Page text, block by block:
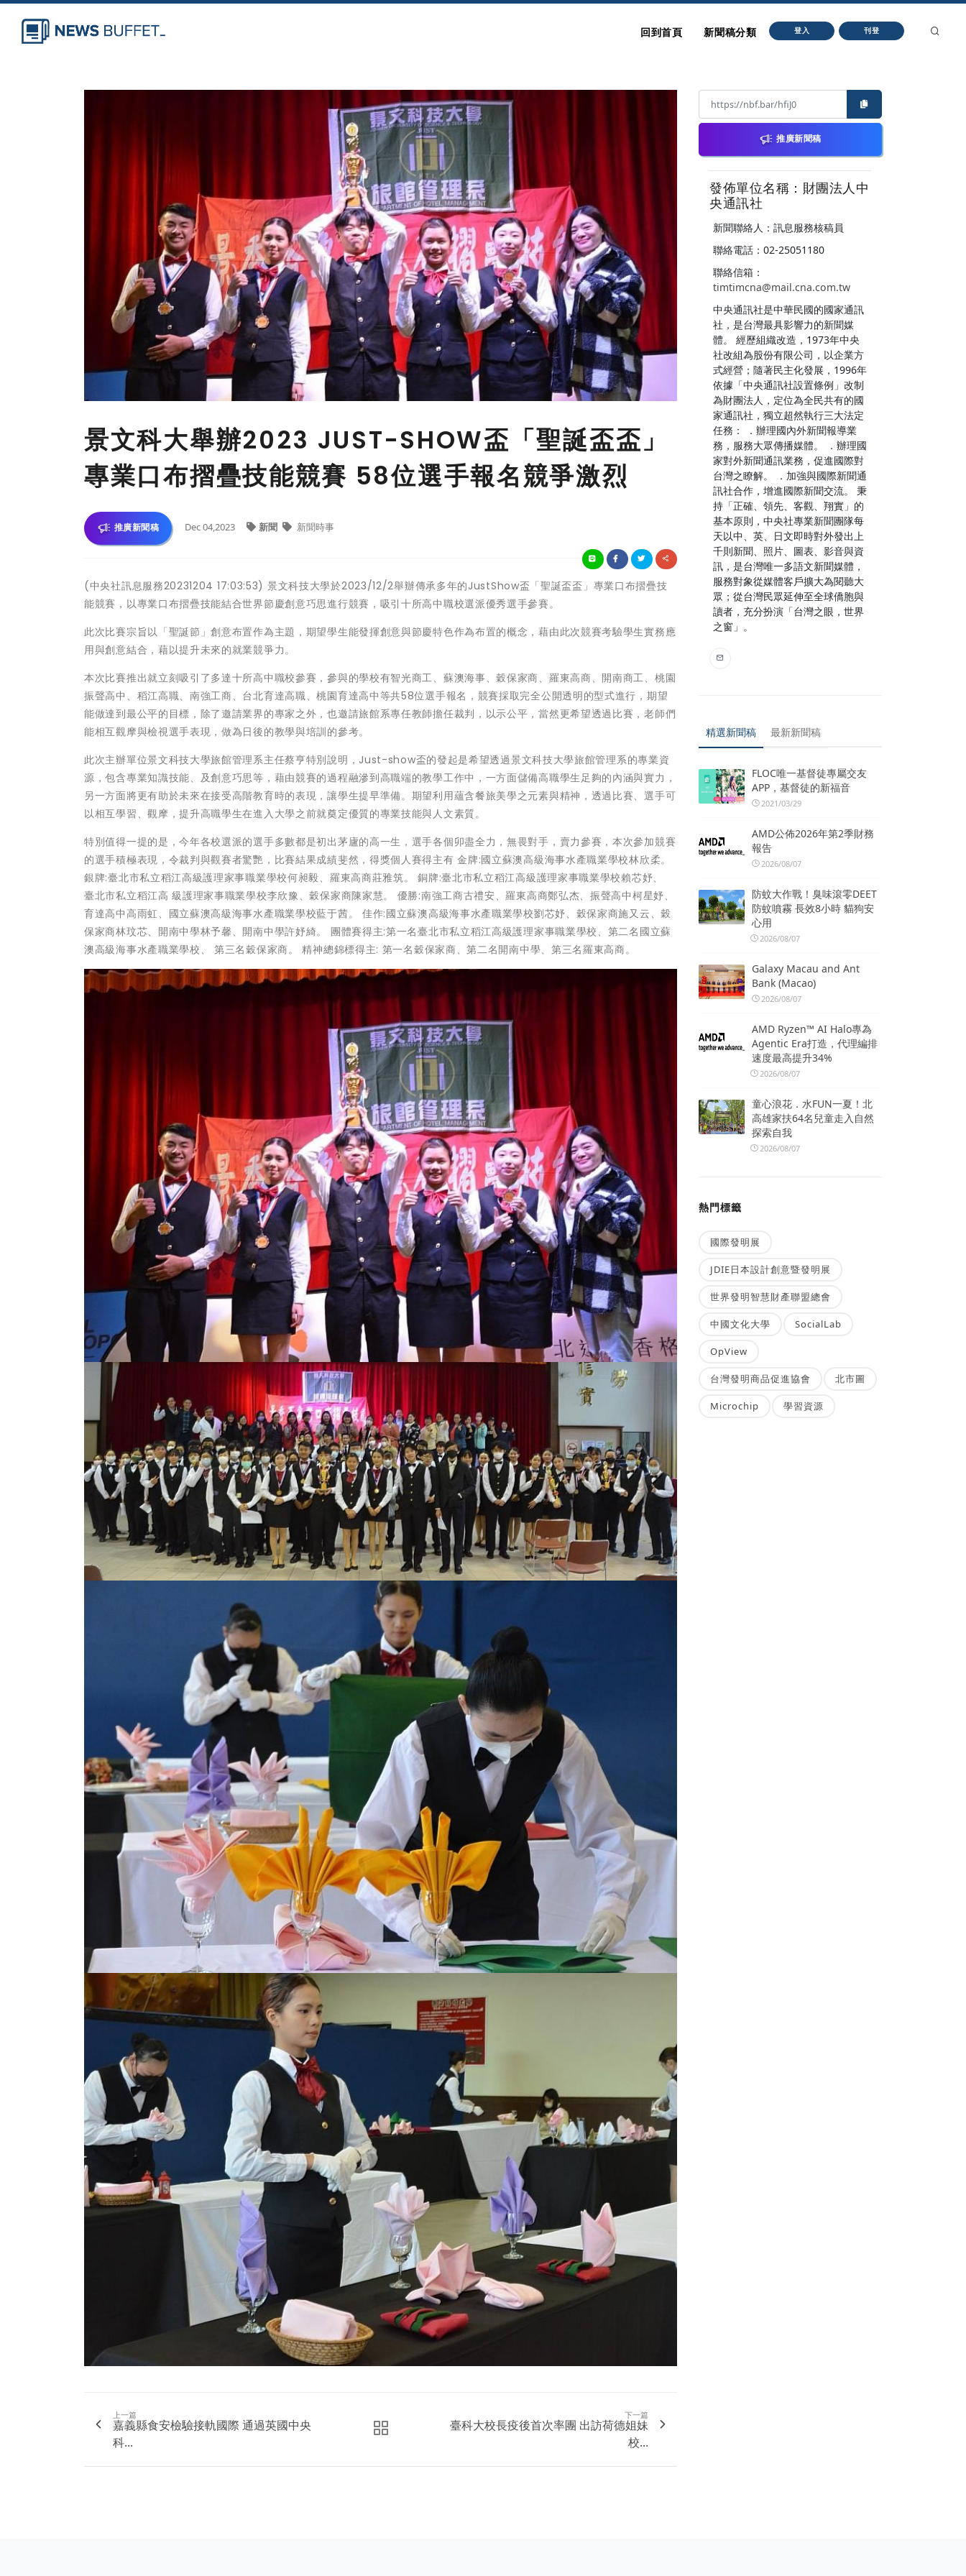
回到首頁 新聞稿分類 登入 刊登
景文科大舉辦2023 JUST-SHOW盃「聖誕盃盃」
專業口布摺疊技能競賽 58位選手報名競爭激烈
推廣新聞稿 Dec 04,2023 新聞 新聞時事
(中央社訊息服務20231204 17:03:53) 景⽂科技⼤學於2023/12/2舉辦傳承多年的JustShow盃「聖誕盃盃」專業口布摺疊技
能競賽，以專業口布摺疊技能結合世界節慶創意巧思進行競賽，吸引十所⾼中職校選派優秀選手參賽。
此次⽐賽宗旨以「聖誕節」創意布置作為主題，期望學生能發揮創意與節慶特色作為布置的概念，藉由此次競賽考驗學生實務應
用與創意結合，藉以提升未來的就業競爭力。
本次比賽推出就立刻吸引了多達十所高中職校參賽，參與的學校有智光商工、蘇澳海事、穀保家商、羅東高商、開南商工、桃園
振聲高中、稻江高職、南強工商、台北育達高職、桃園育達高中等共58位選手報名，競賽採取完全公開透明的型式進行，期望
能做達到最公平的目標，除了邀請業界的專家之外，也邀請旅館系專任教師擔任裁判，以示公平，當然更希望透過比賽，老師們
能相互觀摩與檢視選手表現，做為日後的教學與培訓的參考。
此次主辦單位景⽂科技大學旅館管理系主任蔡亨特別說明，Just-show盃的發起是希望透過景⽂科技⼤學旅館管理系的專業資
源，包含專業知識技能、及創意巧思等，藉由競賽的過程融滲到⾼職端的教學工作中，一方面儲備⾼職學⽣⾜夠的內涵與實⼒，
另一方面將更有助於未來在接受⾼階教育時的表現，讓學生提早準備。期望利用蘊含餐旅美學之元素與精神，透過比賽、選手可
以相互學習、觀摩，提升高職學生在進入大學之前就奠定優質的專業技能與人文素質。
特別值得一提的是，今年各校選派的選手多數都是初出茅廬的高一生，選手各個卯盡全力，無畏對手，賣力參賽，本次參加競賽
的選手積極表現，令裁判與觀賽者驚艷，比賽結果成績斐然，得獎個人賽得主有 金牌:國立蘇澳高級海事水產職業學校林欣柔。
銀牌:臺北市私立稻江高級護理家事職業學校何昶毅、羅東高商莊雅筑。 銅牌:臺北市私立稻江高級護理家事職業學校賴芯妤、
臺北市私立稻江高 級護理家事職業學校李欣豫、穀保家商陳家慧。 優勝:南強工商古禮安、羅東高商鄭弘杰、振聲高中柯星妤、
育達高中高雨虹、國立蘇澳高級海事水產職業學校藍于茜。 佳作:國立蘇澳高級海事水產職業學校劉芯妤、穀保家商施又云、穀
保家商林玟芯、開南中學林予馨、開南中學許妤綺。 團體賽得主:第一名臺北市私立稻江高級護理家事職業學校、第二名國立蘇
澳高級海事水產職業學校、 第三名穀保家商。 精神總錦標得主: 第一名穀保家商、第二名開南中學、第三名羅東高商。
上一篇
嘉義縣食安檢驗接軌國際 通過英國中央
科...
下一篇
臺科大校長疫後首次率團 出訪荷德姐妹
校...
推廣新聞稿
發佈單位名稱：財團法人中
央通訊社
新聞聯絡人：訊息服務核稿員
聯絡電話：02-25051180
聯絡信箱：
timtimcna@mail.cna.com.tw
中央通訊社是中華民國的國家通訊
社，是台灣最具影響力的新聞媒
體。 經歷組織改造，1973年中央
社改組為股份有限公司，以企業方
式經營；隨著民主化發展，1996年
依據「中央通訊社設置條例」改制
為財團法人，定位為全民共有的國
家通訊社，獨立超然執行三大法定
任務： ．辦理國內外新聞報導業
務，服務大眾傳播媒體。 ．辦理國
家對外新聞通訊業務，促進國際對
台灣之瞭解。 ．加強與國際新聞通
訊社合作，增進國際新聞交流。 秉
持「正確、領先、客觀、翔實」的
基本原則，中央社專業新聞團隊每
天以中、英、日文即時對外發出上
千則新聞、照片、圖表、影音與資
訊，是台灣唯一多語文新聞媒體，
服務對象從媒體客戶擴大為閱聽大
眾；從台灣民眾延伸至全球僑胞與
讀者，充分扮演「台灣之眼，世界
之窗」。
精選新聞稿 最新新聞稿
FLOC唯一基督徒專屬交友
APP，基督徒的新福音
2021/03/29
AMD公佈2026年第2季財務
報告
2026/08/07
防蚊大作戰！臭味滾零DEET
防蚊噴霧 長效8小時 貓狗安
心用
2026/08/07
Galaxy Macau and Ant
Bank (Macao)
2026/08/07
AMD Ryzen™ AI Halo專為
Agentic Era打造，代理編排
速度最高提升34%
2026/08/07
童心浪花．水FUN一夏！北
高雄家扶64名兒童走入自然
探索自我
2026/08/07
熱門標籤
國際發明展
JDIE日本設計創意暨發明展
世界發明智慧財產聯盟總會
中國文化大學 SocialLab
OpView
台灣發明商品促進協會 北市圖
Microchip 學習資源